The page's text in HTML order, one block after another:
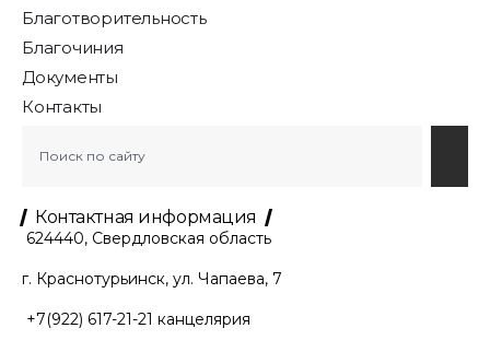
Благотворительность
Благочиния
Документы
Контакты
Контактная информация
624440, Свердловская область
г. Краснотурьинск, ул. Чапаева, 7
+7(922) 617-21-21 канцелярия